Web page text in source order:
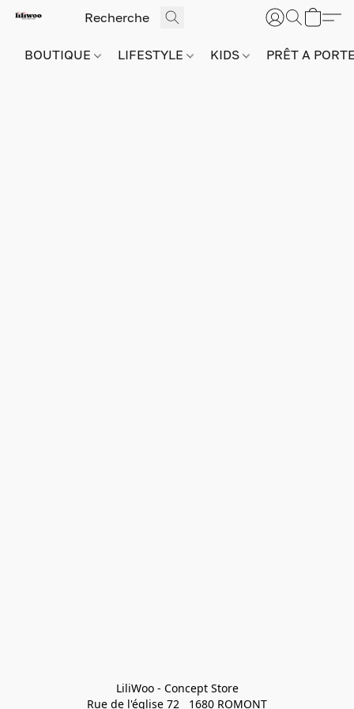
BOUTIQUE LIFESTYLE KIDS PRÊT A
LiliWoo - Concept Store
Rue de l'église 72   1680 ROMONT